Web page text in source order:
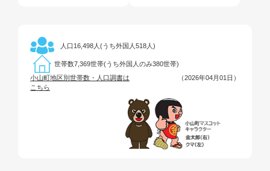
人口 16,498人(うち外国人518人)
世帯数7,369世帯(うち外国人のみ380世帯)
小山町地区別世帯数・人口調書は
こちら
（2026年04月01日）